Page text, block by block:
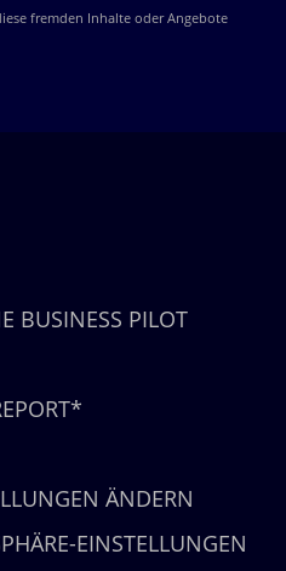
fremden Inhalte oder Angebote
BUSINESS PILOT
ÄNDERN
EINSTELLUNGEN